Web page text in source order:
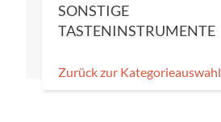
SONSTIGE
TASTENINSTRUMENTE
Zurück zur Kategorieauswahl